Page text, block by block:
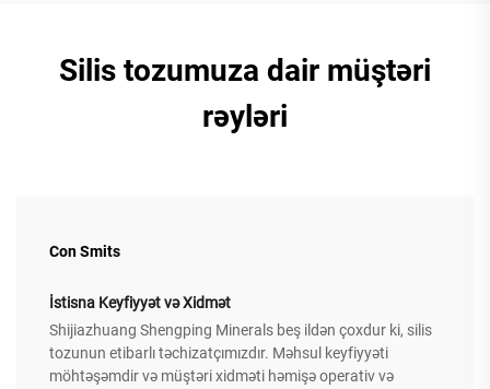
Silis tozumuza dair müştəri
rəyləri
Con Smits
İstisna Keyfiyyət və Xidmət
Shijiazhuang Shengping Minerals beş ildən çoxdur ki, silis
tozunun etibarlı təchizatçımızdır. Məhsul keyfiyyəti
möhtəşəmdir və müştəri xidməti həmişə operativ və